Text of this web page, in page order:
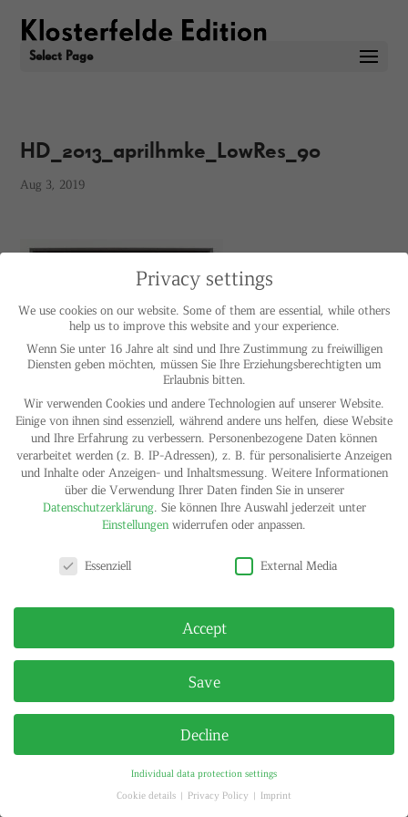
Select Page
HD_2013_aprilhmke_LowRes_90
Aug 3, 2019
IMPRINT
PRIVACY POLICY
© HELGA MARIA KLOSTERFELDE | ALL RIGHTS RESERVED
Privacy settings
We use cookies on our website. Some of them are essential, while others
help us to improve this website and your experience.
Wenn Sie unter 16 Jahre alt sind und Ihre Zustimmung zu freiwilligen
Diensten geben möchten, müssen Sie Ihre Erziehungsberechtigten um
Erlaubnis bitten.
Wir verwenden Cookies und andere Technologien auf unserer Website.
Einige von ihnen sind essenziell, während andere uns helfen, diese Website
und Ihre Erfahrung zu verbessern. Personenbezogene Daten können
verarbeitet werden (z. B. IP-Adressen), z. B. für personalisierte Anzeigen
und Inhalte oder Anzeigen- und Inhaltsmessung. Weitere Informationen
über die Verwendung Ihrer Daten finden Sie in unserer
Datenschutzerklärung. Sie können Ihre Auswahl jederzeit unter
Einstellungen widerrufen oder anpassen.
Essenziell
External Media
Accept
Save
Decline
Individual data protection settings
Cookie details
Privacy Policy Imprint